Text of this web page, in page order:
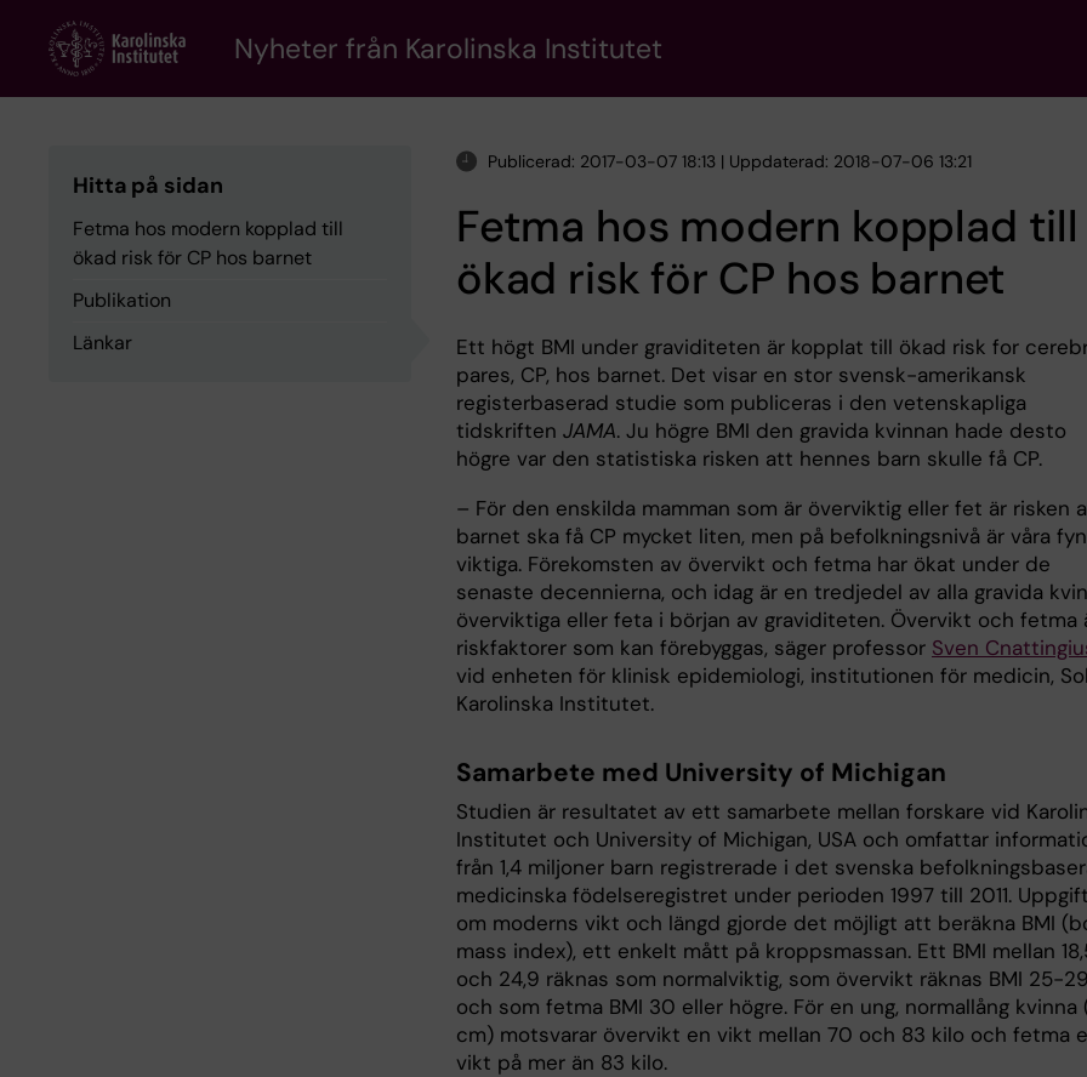
content
Nyheter från Karolinska Institutet
Hitta på sidan
Fetma hos modern kopplad till
ökad risk för CP hos barnet
Publikation
Länkar
Publicerad: 2017-03-07 18:13 | Uppdaterad: 2018-07-06 13:21
Fetma hos modern kopplad till
ökad risk för CP hos barnet
Ett högt BMI under graviditeten är kopplat till ökad risk for
pares, CP, hos barnet. Det visar en stor svensk-amerikansk
registerbaserad studie som publiceras i den vetenskapliga
tidskriften JAMA. Ju högre BMI den gravida kvinnan hade desto
högre var den statistiska risken att hennes barn skulle få CP.
– För den enskilda mamman som är överviktig eller fet är risken
barnet ska få CP mycket liten, men på befolkningsnivå är våra
viktiga. Förekomsten av övervikt och fetma har ökat under de
senaste decennierna, och idag är en tredjedel av alla gravida
överviktiga eller feta i början av graviditeten. Övervikt och fetma
riskfaktorer som kan förebyggas, säger professor Sven
vid enheten för klinisk epidemiologi, institutionen för medicin,
Karolinska Institutet.
Samarbete med University of Michigan
Studien är resultatet av ett samarbete mellan forskare vid
Institutet och University of Michigan, USA och omfattar
från 1,4 miljoner barn registrerade i det svenska
medicinska födelseregistret under perioden 1997 till 2011.
om moderns vikt och längd gjorde det möjligt att beräkna BMI
mass index), ett enkelt mått på kroppsmassan. Ett BMI mellan
och 24,9 räknas som normalviktig, som övervikt räknas BMI 25-
och som fetma BMI 30 eller högre. För en ung, normallång kvinna
cm) motsvarar övervikt en vikt mellan 70 och 83 kilo och fetma
vikt på mer än 83 kilo.